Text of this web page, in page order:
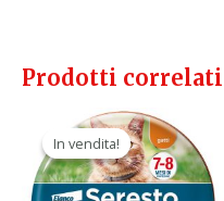
Prodotti correlati
In vendita!
In vendita!
Il
prezzo
originale
era:
53,00 €.
prezzo
attuale
è:
29,90 €.